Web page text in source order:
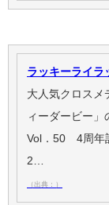
ラッキーライラ
大人気クロス
ィーダービー
Vol．50 4周年
2…
（出典：）